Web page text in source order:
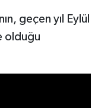
geçen yıl Eylül
olduğu